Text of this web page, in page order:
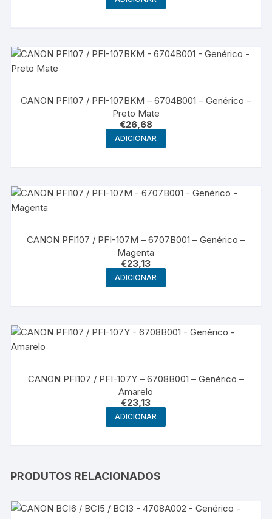
CANON PFI107 / PFI-107BKM – 6704B001 – Genérico –
Preto Mate
€26,68
ADICIONAR
CANON PFI107 / PFI-107M – 6707B001 – Genérico –
Magenta
€23,13
ADICIONAR
CANON PFI107 / PFI-107Y – 6708B001 – Genérico –
Amarelo
€23,13
ADICIONAR
PRODUTOS RELACIONADOS